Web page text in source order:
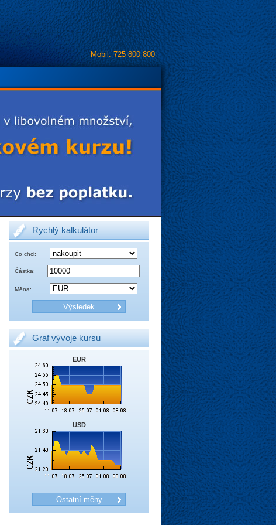
Mobil: 725 800 800
Rychlý kalkulátor
Co chci:
Částka:
Měna:
Graf vývoje kursu
EUR
USD